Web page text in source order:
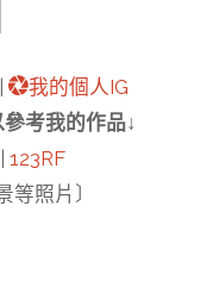
我的個人IG
考我的作品↓
123RF
等照片〕